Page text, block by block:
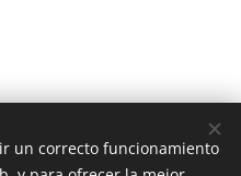
un correcto funcionamiento